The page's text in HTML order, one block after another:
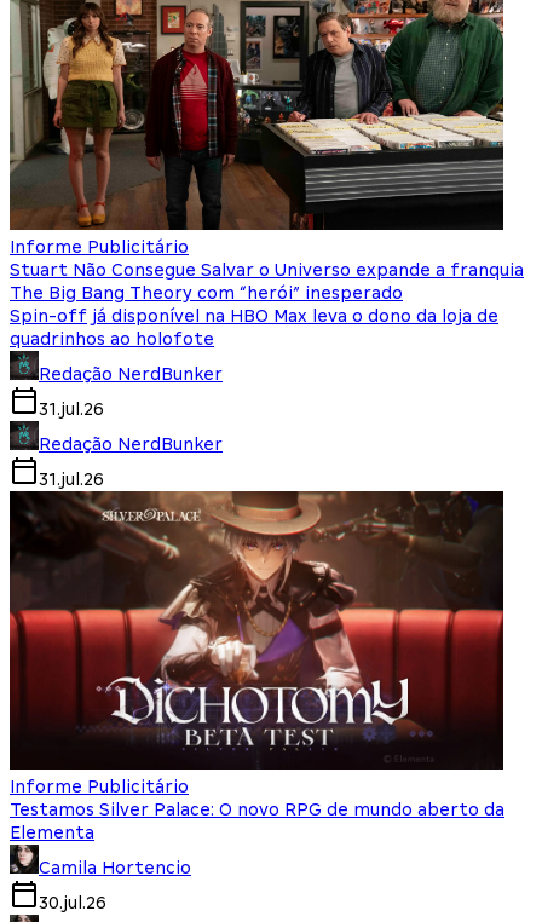
Informe Publicitário
Stuart Não Consegue Salvar o Universo expande a franquia
The Big Bang Theory com “herói” inesperado
Spin-off já disponível na HBO Max leva o dono da loja de
quadrinhos ao holofote
Redação NerdBunker
31.jul.26
Redação NerdBunker
31.jul.26
Informe Publicitário
Testamos Silver Palace: O novo RPG de mundo aberto da
Elementa
Camila Hortencio
30.jul.26